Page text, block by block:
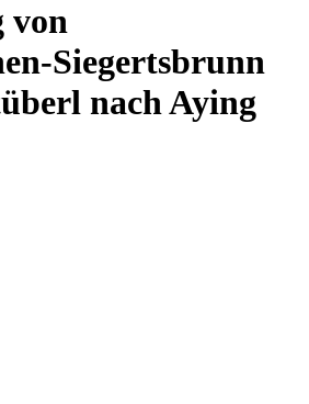
von
Siegertsbrunn
nach Aying